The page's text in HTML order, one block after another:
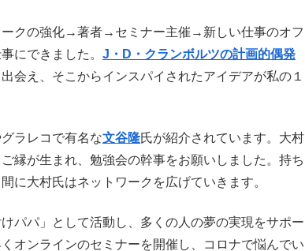
クの強化→著者→セミナー主催→新しい仕事のオフ
にできました。 J・D・クランボルツの計画的偶発
会え、そこからインスパイされたアイデアが私の１
グラレコで有名な文谷隆氏が紹介されています。大村
縁が生まれ、勉強会の幹事をお願いしました。持ち
に大村氏はネットワークを広げていきます。
パパ」として活動し、多くの人の夢の実現をサポー
オンラインのセミナーを開催し、コロナで悩んでい